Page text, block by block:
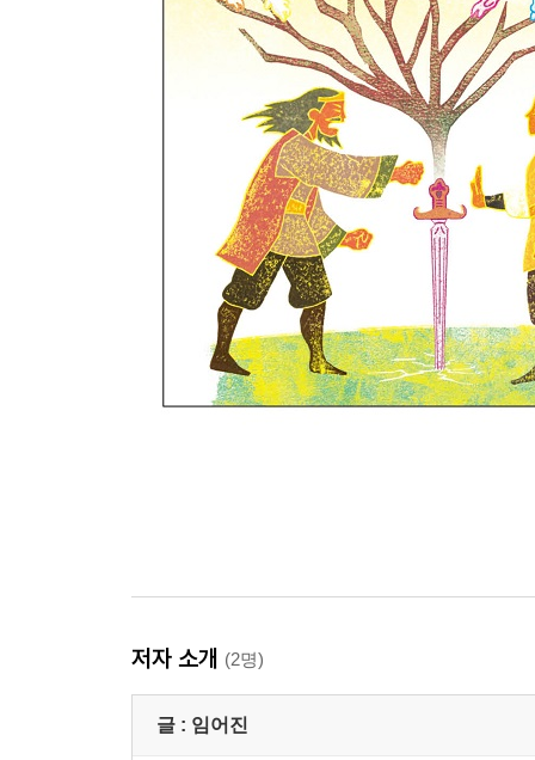
저자 소개 (2명)
글 : 임어진